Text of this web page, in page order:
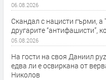
06.08.2026
Скандал с нацисти гърми,
другарите “антифашисти”,
05.08.2026
На гости на своя Даниил
едва ли е освиркана от
Николов